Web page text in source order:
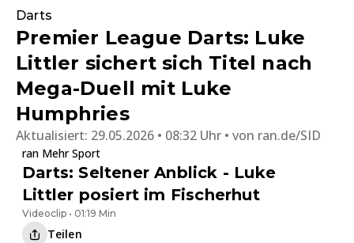
Darts
Premier League Darts: Luke
Littler sichert sich Titel nach
Mega-Duell mit Luke
Humphries
Aktualisiert: 29.05.2026 • 08:32 Uhr von ran.de/SID
ran Mehr Sport
Darts: Seltener Anblick - Luke
Littler posiert im Fischerhut
Videoclip • 01:19 Min
Teilen